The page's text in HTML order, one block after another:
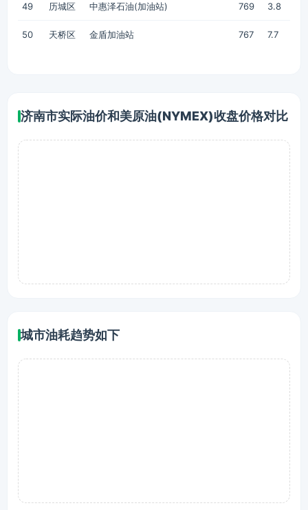
49 历城区 中惠泽石油(加油站) 769 3.8
50 天桥区 金盾加油站 767 7.7
济南市实际油价和美原油(NYMEX)收盘价格对比
城市油耗趋势如下